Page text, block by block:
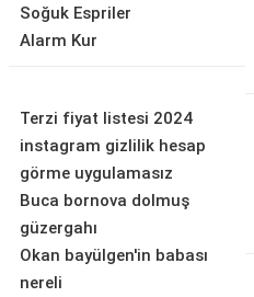
Soğuk Espriler
Alarm Kur
Terzi fiyat listesi 2024
instagram gizlilik hesap
görme uygulamasız
Buca bornova dolmuş
güzergahı
Okan bayülgen'in babası
nereli